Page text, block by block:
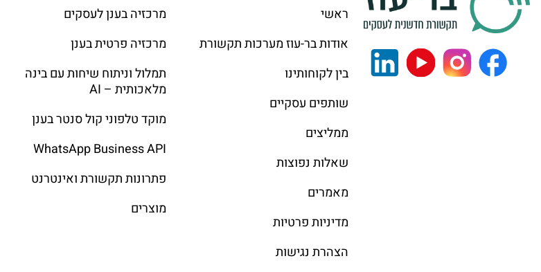
ראשי
אודות בר-עוז מערכות תקשורת
בין לקוחותינו
שותפים עסקיים
ממליצים
שאלות נפוצות
מאמרים
מדיניות פרטיות
הצהרת נגישות
מרכזיה בענן לעסקים
מרכזיה פרטית בענן
תמלול וניתוח שיחות עם בינה
מלאכותית – AI
מוקד טלפוני קול סנטר בענן
WhatsApp Business API
פתרונות תקשורת ואינטרנט
מוצרים